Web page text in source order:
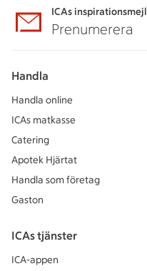
ICAs inspirationsmejl
Prenumerera
Handla
Handla online
ICAs matkasse
Catering
Apotek Hjärtat
Handla som företag
Gaston
ICAs tjänster
ICA-appen